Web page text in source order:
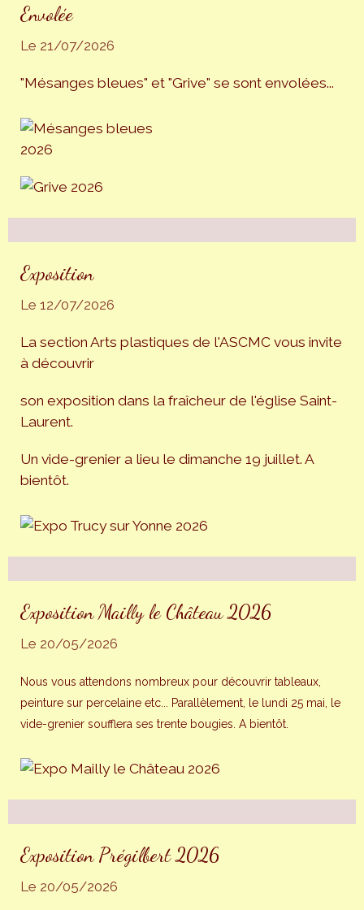
Envolée
Le 21/07/2026
"Mésanges bleues" et "Grive" se sont envolées...
Exposition
Le 12/07/2026
La section Arts plastiques de l'ASCMC vous invite
à découvrir
son exposition dans la fraîcheur de l'église Saint-
Laurent.
Un vide-grenier a lieu le dimanche 19 juillet. A
bientôt.
Exposition Mailly le Château 2026
Le 20/05/2026
Nous vous attendons nombreux pour découvrir tableaux,
peinture sur percelaine etc... Parallèlement, le lundi 25 mai, le
vide-grenier soufflera ses trente bougies. A bientôt.
Exposition Prégilbert 2026
Le 20/05/2026